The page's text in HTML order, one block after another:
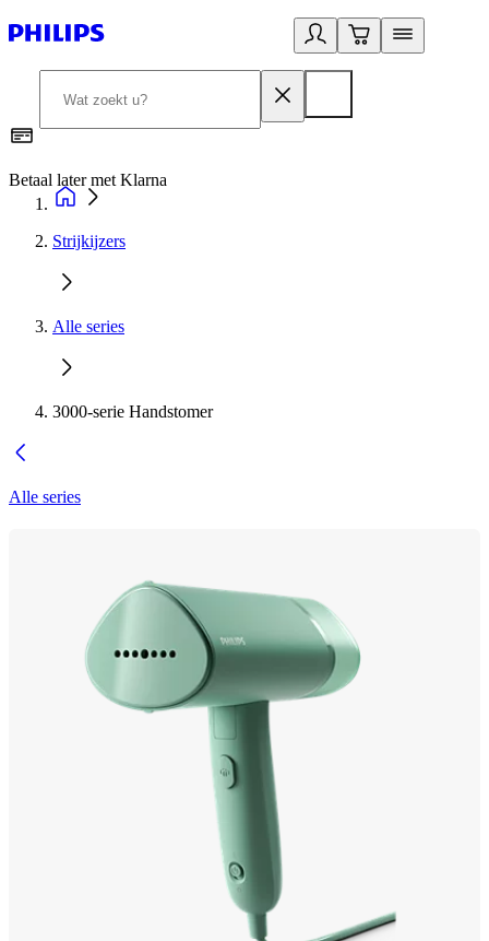
Betaal later met Klarna
Strijkijzers
Alle series
3000-serie Handstomer
Alle series